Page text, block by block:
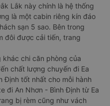
Lắk này chính là hệ thống
là một cabin riêng kín đáo
sạn 5 sao. Bên trong
đôi được cải tiến, trang
chi căn phòng của
chất lượng chuyến đi Ea
Định tốt nhất cho mỗi hành
đi An Nhơn - Bình Định từ Ea
bị rèm cũng như vách